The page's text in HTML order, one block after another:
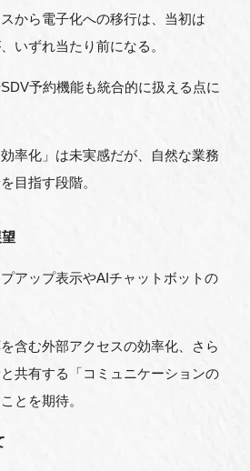
から電子化への移行は、当初は
いずれ当たり前になる。
予約機能も統合的に扱える点に
率化」は未実感だが、自然な業務
目指す段階。
アップ表示やAIチャットボットの
含む外部アクセスの効率化、さら
共有する「コミュニケーションの
とを期待。